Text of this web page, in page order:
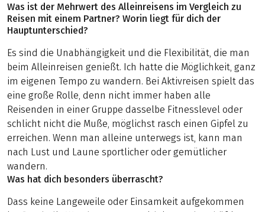
Was ist der Mehrwert des Alleinreisens im Vergleich zu
Reisen mit einem Partner? Worin liegt für dich der
Hauptunterschied?
Es sind die Unabhängigkeit und die Flexibilität, die man
beim Alleinreisen genießt. Ich hatte die Möglichkeit, ganz
im eigenen Tempo zu wandern. Bei Aktivreisen spielt das
eine große Rolle, denn nicht immer haben alle
Reisenden in einer Gruppe dasselbe Fitnesslevel oder
schlicht nicht die Muße, möglichst rasch einen Gipfel zu
erreichen. Wenn man alleine unterwegs ist, kann man
nach Lust und Laune sportlicher oder gemütlicher
wandern.
Was hat dich besonders überrascht?
Dass keine Langeweile oder Einsamkeit aufgekommen